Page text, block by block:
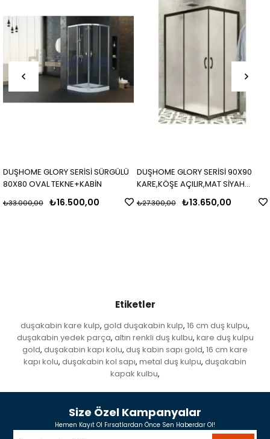
DUŞHOME GLORY SERİSİ SÜRGÜLÜ
80X80 OVAL TEKNE+KABİN
₺16.500,00
₺33.000,00
DUŞHOME GLORY SERİSİ 90X90
KARE,KÖŞE AÇILIR,MAT SİYAH
PROFİL,BUZLU CAM,H,190CM KABİN
₺13.650,00
₺27.300,00
Etiketler
duşakabin kare kulp, gold duşakabin kulp, 16 cm duş kulpu,
duşakabin yedek parça, altın renkli duş kulbu, kare duş kulpu
gold, duşakabin kapı kolu, duş kabin sapı gold, 16 cm kare
kapı kolu, duşakabin kol sapı, metal duş kulpu, duşakabin
kapak kulbu,
Size Özel Kampanyalar
Hemen Kayıt Ol Fırsatlardan Önce Sen Haberdar Ol!